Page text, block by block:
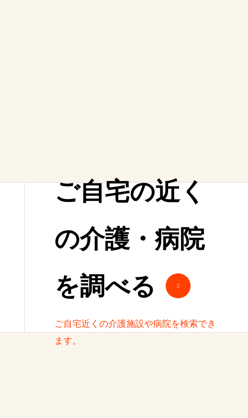
ご自宅の近く
の介護・病院
を調べる
ご自宅近くの介護施設や病院を検索でき
ます。